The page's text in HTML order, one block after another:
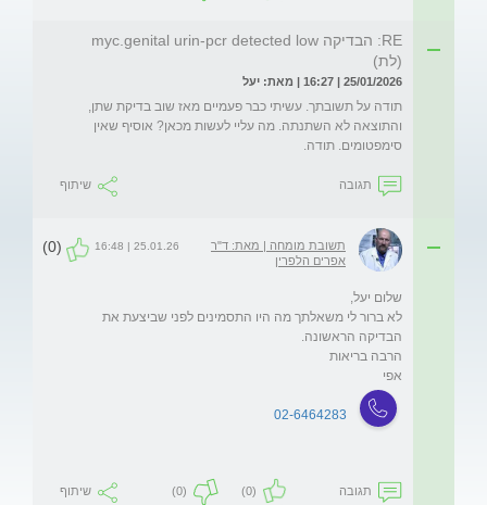
RE: הבדיקה myc.genital urin-pcr detected low
(לת)
25/01/2026 | 16:27 | מאת: יעל
תודה על תשובתך. עשיתי כבר פעמיים מאז שוב בדיקת שתן,
והתוצאה לא השתנתה. מה עליי לעשות מכאן? אוסיף שאין
סימפטומים. תודה.
תגובה שיתוף
תשובת מומחה | מאת: ד"ר
אפרים הלפרין
25.01.26 | 16:48
(0)
לא ברור לי משאלתך מה היו התסמינים לפני שביצעת את
אפי
02-6464283
תגובה (0)
(0) שיתוף